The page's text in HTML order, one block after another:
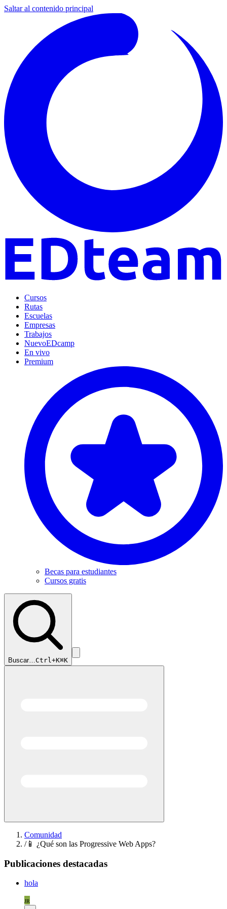
Saltar al contenido principal
Cursos
Rutas
Escuelas
Empresas
Trabajos
NuevoEDcamp
En vivo
Premium
Becas para estudiantes
Cursos gratis
Buscar…Ctrl+K⌘K
Comunidad
/📱 ¿Qué son las Progressive Web Apps?
Publicaciones destacadas
hola
JR